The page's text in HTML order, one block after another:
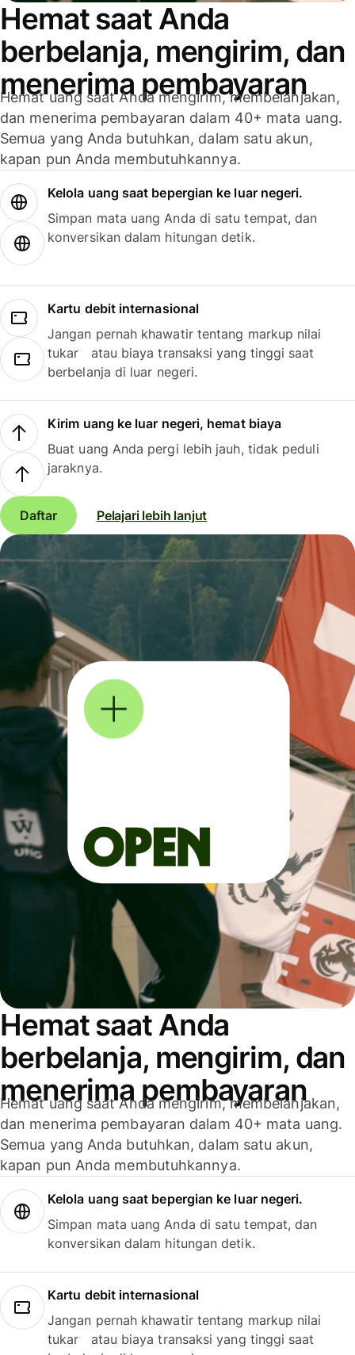
Hemat saat Anda
berbelanja, mengirim, dan
menerima pembayaran
Hemat uang saat Anda mengirim, membelanjakan,
dan menerima pembayaran dalam 40+ mata uang.
Semua yang Anda butuhkan, dalam satu akun,
kapan pun Anda membutuhkannya.
Kelola uang saat bepergian ke luar negeri.
Simpan mata uang Anda di satu tempat, dan
konversikan dalam hitungan detik.
Kartu debit internasional
Jangan pernah khawatir tentang markup nilai
tukar atau biaya transaksi yang tinggi saat
berbelanja di luar negeri.
Kirim uang ke luar negeri, hemat biaya
Buat uang Anda pergi lebih jauh, tidak peduli
jaraknya.
Daftar Pelajari lebih lanjut
Hemat saat Anda
berbelanja, mengirim, dan
menerima pembayaran
Hemat uang saat Anda mengirim, membelanjakan,
dan menerima pembayaran dalam 40+ mata uang.
Semua yang Anda butuhkan, dalam satu akun,
kapan pun Anda membutuhkannya.
Kelola uang saat bepergian ke luar negeri.
Simpan mata uang Anda di satu tempat, dan
konversikan dalam hitungan detik.
Kartu debit internasional
Jangan pernah khawatir tentang markup nilai
tukar atau biaya transaksi yang tinggi saat